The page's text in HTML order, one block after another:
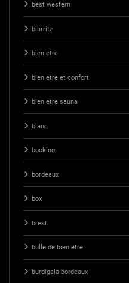
best western
biarritz
bien etre
bien etre et confort
bien etre sauna
blanc
booking
bordeaux
box
brest
bulle de bien etre
burdigala bordeaux